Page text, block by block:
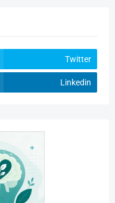
Twitter
Linkedin